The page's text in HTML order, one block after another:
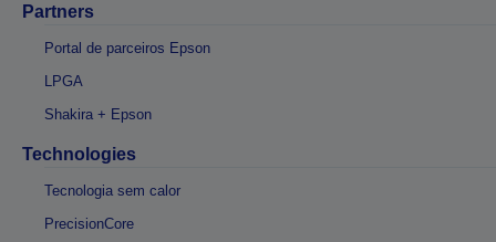
Partners
Portal de parceiros Epson
LPGA
Shakira + Epson
Technologies
Tecnologia sem calor
PrecisionCore